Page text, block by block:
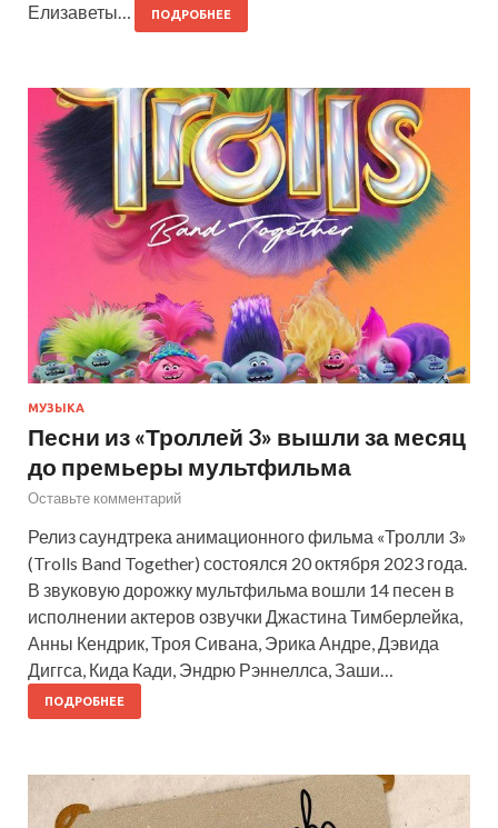
Елизаветы…
ПОДРОБНЕЕ
МУЗЫКА
Песни из «Троллей 3» вышли за месяц
до премьеры мультфильма
Оставьте комментарий
Релиз саундтрека анимационного фильма «Тролли 3»
(Trolls Band Together) состоялся 20 октября 2023 года.
В звуковую дорожку мультфильма вошли 14 песен в
исполнении актеров озвучки Джастина Тимберлейка,
Анны Кендрик, Троя Сивана, Эрика Андре, Дэвида
Диггса, Кида Кади, Эндрю Рэннеллса, Заши…
ПОДРОБНЕЕ